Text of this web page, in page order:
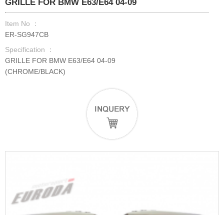
GRILLE FOR BMW E63/E64 04-09
Item No ：
ER-SG947CB
Specification ：
GRILLE FOR BMW E63/E64 04-09
(CHROME/BLACK)